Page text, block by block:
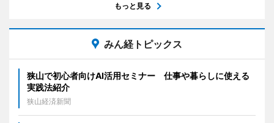
もっと見る
みん経トピックス
狭山で初心者向けAI活用セミナー 仕事や暮らしに使える
実践法紹介
狭山経済新聞